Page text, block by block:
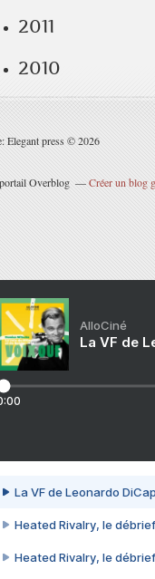
2011
2010
Elegant press © 2026
Overblog Créer un blog
AlloCiné
La VF de
La VF de Leonardo
Heated Rivalry, le
Heated Rivalry, le